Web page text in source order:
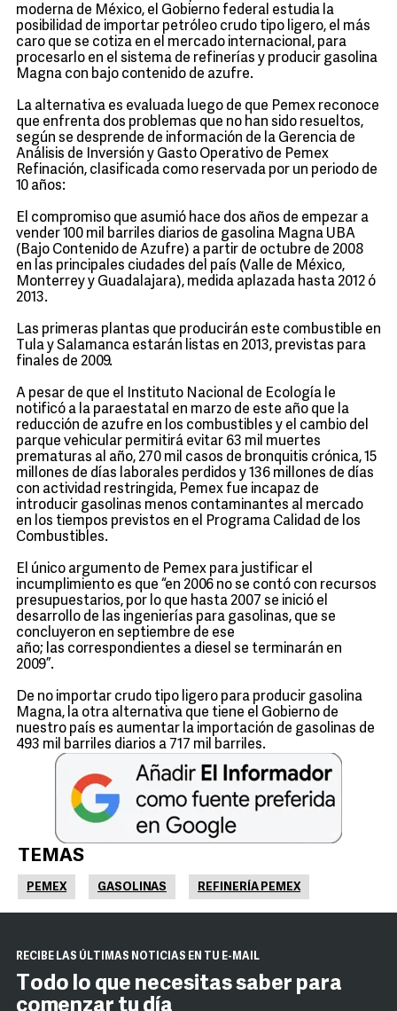
moderna de México, el Gobierno federal estudia la
posibilidad de importar petróleo crudo tipo ligero, el más
caro que se cotiza en el mercado internacional, para
procesarlo en el sistema de refinerías y producir gasolina
Magna con bajo contenido de azufre.
La alternativa es evaluada luego de que Pemex reconoce
que enfrenta dos problemas que no han sido resueltos,
según se desprende de información de la Gerencia de
Análisis de Inversión y Gasto Operativo de Pemex
Refinación, clasificada como reservada por un periodo de
10 años:
El compromiso que asumió hace dos años de empezar a
vender 100 mil barriles diarios de gasolina Magna UBA
(Bajo Contenido de Azufre) a partir de octubre de 2008
en las principales ciudades del país (Valle de México,
Monterrey y Guadalajara), medida aplazada hasta 2012 ó
2013.
Las primeras plantas que producirán este combustible en
Tula y Salamanca estarán listas en 2013, previstas para
finales de 2009.
A pesar de que el Instituto Nacional de Ecología le
notificó a la paraestatal en marzo de este año que la
reducción de azufre en los combustibles y el cambio del
parque vehicular permitirá evitar 63 mil muertes
prematuras al año, 270 mil casos de bronquitis crónica, 15
millones de días laborales perdidos y 136 millones de días
con actividad restringida, Pemex fue incapaz de
introducir gasolinas menos contaminantes al mercado
en los tiempos previstos en el Programa Calidad de los
Combustibles.
El único argumento de Pemex para justificar el
incumplimiento es que “en 2006 no se contó con recursos
presupuestarios, por lo que hasta 2007 se inició el
desarrollo de las ingenierías para gasolinas, que se
concluyeron en septiembre de ese
año; las correspondientes a diesel se terminarán en
2009”.
De no importar crudo tipo ligero para producir gasolina
Magna, la otra alternativa que tiene el Gobierno de
nuestro país es aumentar la importación de gasolinas de
493 mil barriles diarios a 717 mil barriles.
TEMAS
PEMEX GASOLINAS REFINERÍA PEMEX
RECIBE LAS ÚLTIMAS NOTICIAS EN TU E-MAIL
Todo lo que necesitas saber para
comenzar tu día